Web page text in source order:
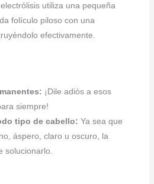
utiliza una pequeña
folículo piloso con una
efectivamente.
¡Dile adiós a esos
siempre!
tipo de cabello: Ya sea que
áspero, claro u oscuro, la
solucionarlo.